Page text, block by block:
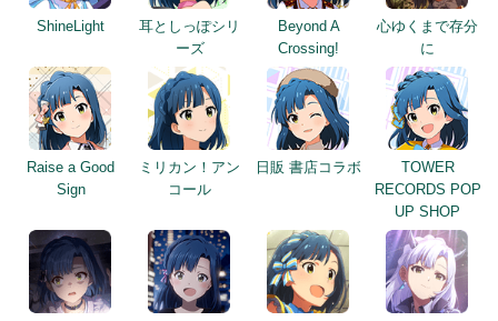
ShineLight
耳としっぽシリ
ーズ
Beyond A
Crossing!
心ゆくまで存分
に
Raise a Good
Sign
ミリカン！アン
コール
日販 書店コラボ
TOWER
RECORDS POP
UP SHOP